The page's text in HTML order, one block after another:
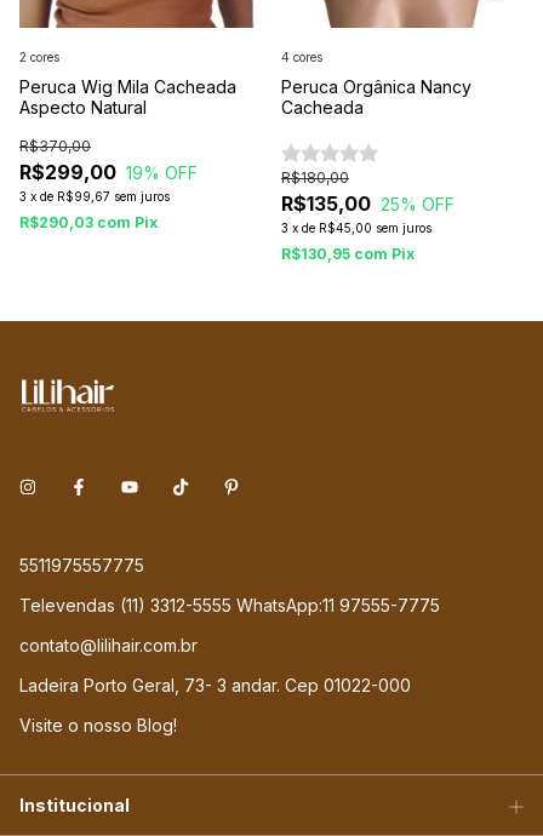
Peruca Wig Mila Cacheada
Aspecto Natural
R$299,00
R$370,00
19% OFF
3 x de R$99,67 sem juros
R$290,03 com Pix
2 cores
Peruca Orgânica Nancy
Cacheada
R$135,00
R$180,00
25% OFF
3 x de R$45,00 sem juros
R$130,95 com Pix
4 cores
5511975557775
Televendas (11) 3312-5555 WhatsApp:11 97555-7775
contato@lilihair.com.br
Ladeira Porto Geral, 73- 3 andar. Cep 01022-000
Visite o nosso Blog!
Institucional